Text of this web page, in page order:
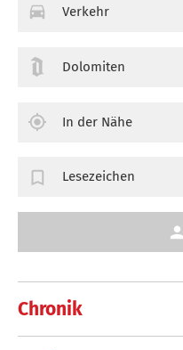
Chronik
Verkehr
Dolomiten
In der Nähe
Lesezeichen